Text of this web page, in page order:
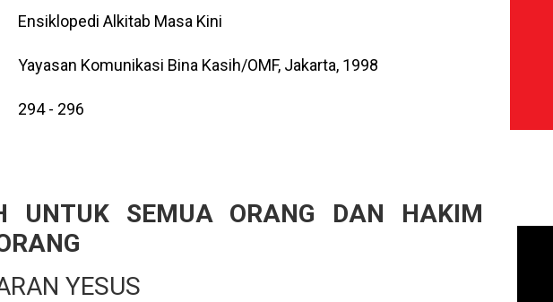
Ensiklopedi Alkitab Masa Kini
Yayasan Komunikasi Bina Kasih/OMF, Jakarta, 1998
294 - 296
UNTUK SEMUA ORANG DAN HAKIM
YESUS